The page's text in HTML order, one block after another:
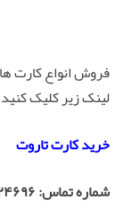
فروش انواع کارت
لینک زیر کلیک کنید
خرید کارت تاروت
شماره تماس: ۰۹۹۰۹۰۲۴۶۹۶